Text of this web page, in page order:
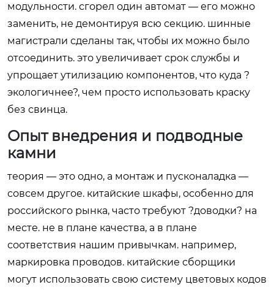
модульности. сгорел один автомат — его можно
заменить, не демонтируя всю секцию. шинные
магистрали сделаны так, чтобы их можно было
отсоединить. это увеличивает срок службы и
упрощает утилизацию компонентов, что куда ?
экологичнее?, чем просто использовать краску
без свинца.
Опыт внедрения и подводные
камни
теория — это одно, а монтаж и пусконаладка —
совсем другое. китайские шкафы, особенно для
российского рынка, часто требуют ?доводки? на
месте. не в плане качества, а в плане
соответствия нашим привычкам. например,
маркировка проводов. китайские сборщики
могут использовать свою систему цветовых кодов